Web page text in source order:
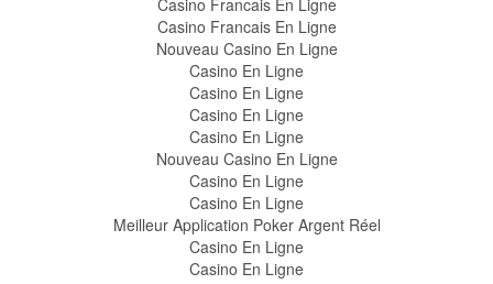
Casino Francais En Ligne
Nouveau Casino En Ligne
Casino En Ligne
Casino En Ligne
Casino En Ligne
Casino En Ligne
Nouveau Casino En Ligne
Casino En Ligne
Casino En Ligne
Meilleur Application Poker Argent Réel
Casino En Ligne
Casino En Ligne